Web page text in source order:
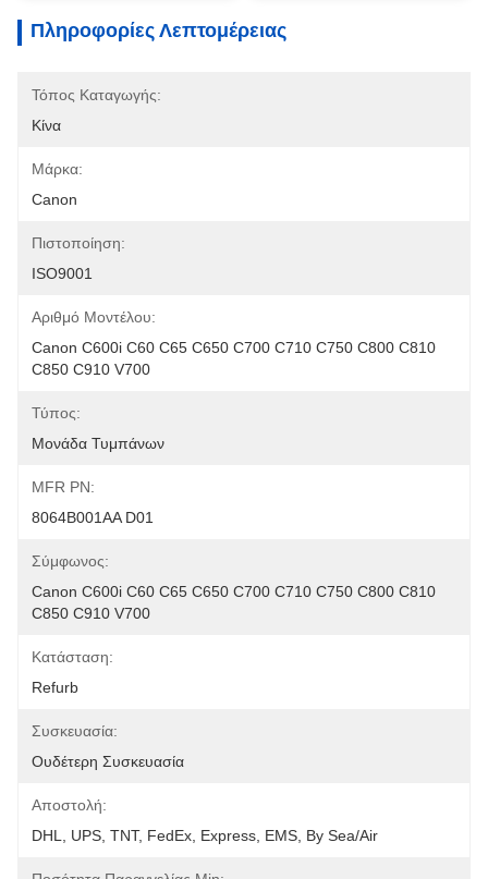
Πληροφορίες Λεπτομέρειας
Τόπος Καταγωγής:
Κίνα
Μάρκα:
Canon
Πιστοποίηση:
ISO9001
Αριθμό Μοντέλου:
Canon C600i C60 C65 C650 C700 C710 C750 C800 C810
C850 C910 V700
Τύπος:
Μονάδα Τυμπάνων
MFR PN:
8064B001AA D01
Σύμφωνος:
Canon C600i C60 C65 C650 C700 C710 C750 C800 C810
C850 C910 V700
Κατάσταση:
Refurb
Συσκευασία:
Ουδέτερη Συσκευασία
Αποστολή:
DHL, UPS, TNT, FedEx, Express, EMS, By Sea/Air